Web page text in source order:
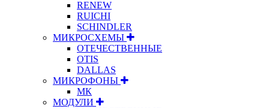
RENEW
RUICHI
SCHINDLER
МИКРОСХЕМЫ
ОТЕЧЕСТВЕННЫЕ
OTIS
DALLAS
МИКРОФОНЫ
МК
МОДУЛИ